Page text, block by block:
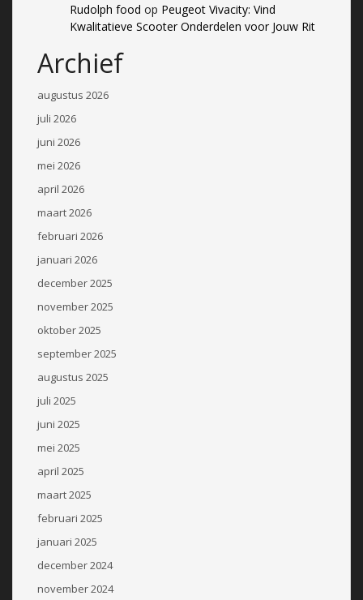
Rudolph food op Peugeot Vivacity: Vind
Kwalitatieve Scooter Onderdelen voor Jouw Rit
Archief
augustus 2026
juli 2026
juni 2026
mei 2026
april 2026
maart 2026
februari 2026
januari 2026
december 2025
november 2025
oktober 2025
september 2025
augustus 2025
juli 2025
juni 2025
mei 2025
april 2025
maart 2025
februari 2025
januari 2025
december 2024
november 2024